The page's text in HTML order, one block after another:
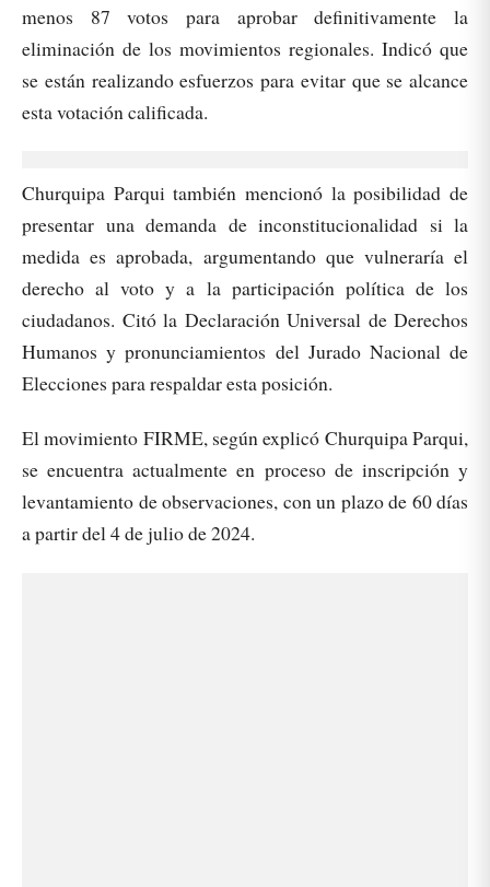
menos 87 votos para aprobar definitivamente la
eliminación de los movimientos regionales. Indicó que
se están realizando esfuerzos para evitar que se alcance
esta votación calificada.
Churquipa Parqui también mencionó la posibilidad de
presentar una demanda de inconstitucionalidad si la
medida es aprobada, argumentando que vulneraría el
derecho al voto y a la participación política de los
ciudadanos. Citó la Declaración Universal de Derechos
Humanos y pronunciamientos del Jurado Nacional de
Elecciones para respaldar esta posición.
El movimiento FIRME, según explicó Churquipa Parqui,
se encuentra actualmente en proceso de inscripción y
levantamiento de observaciones, con un plazo de 60 días
a partir del 4 de julio de 2024.